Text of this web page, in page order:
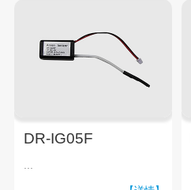
DR-IG05F